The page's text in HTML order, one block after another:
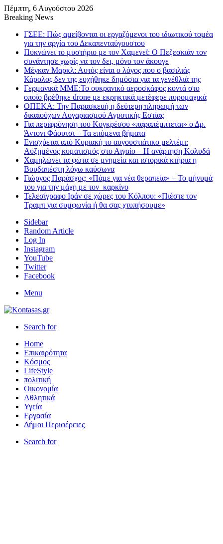
Πέμπτη, 6 Αυγούστου 2026
Breaking News
ΓΣΕΕ: Πώς αμείβονται οι εργαζόμενοι του ιδιωτικού τομέα
για την αργία του Δεκαπενταύγουστου
Πυκνώνει το μυστήριο με τον Χαμενεΐ: Ο Πεζεσκιάν τον
συνάντησε χωρίς να τον δει, μόνο τον άκουγε
Μέγκαν Μαρκλ: Αυτός είναι ο λόγος που ο βασιλιάς
Κάρολος δεν της ευχήθηκε δημόσια για τα γενέθλιά της
Γερμανικά ΜΜΕ:Το ουκρανικό αεροσκάφος κοντά στο
οποίο βρέθηκε drone με εκρηκτικά μετέφερε πυρομαχικά
ΟΠΕΚΑ: Την Παρασκευή η δεύτερη πληρωμή των
δικαιούχων Λογαριασμού Αγροτικής Εστίας
Για περιφρόνηση του Κογκρέσου «παραπέμπτεται» ο Δρ.
Άντονι Φάουτσι – Τα επόμενα βήματα
Ενισχύεται από Κυριακή το αυγουστιάτικο μελτέμι:
Αυξημένος κυματισμός στο Αιγαίο – Η ανάρτηση Κολυδά
Χαμηλώνει τα φώτα σε μνημεία και ιστορικά κτήρια η
Βουδαπέστη λόγω καύσωνα
Γιώργος Παράσχος: «Πάμε για νέα θεραπεία» – Το μήνυμά
του για την μάχη με τον καρκίνο
Τελεσίγραφο Ιράν σε χώρες του Κόλπου: «Πιέστε τον
Τραμπ για συμφωνία ή θα σας χτυπήσουμε»
Sidebar
Random Article
Log In
Instagram
YouTube
Twitter
Facebook
Menu
Search for
Home
Επικαιρότητα
Κόσμος
LifeStyle
πολιτική
Οικονομία
Αθλητικά
Υγεία
Εργασία
Δήμοι Περιφέρειες
Search for